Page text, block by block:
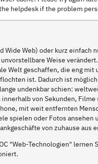
helpdesk if the problem
Wide Web) oder kurz einfach
Weise
Welt geschaffen, die eng mit
ist. Dadurch ist möglich
undenkbar schien:
von Sekunden, Filme
mit weit entfernten
spielen oder Fotos ansehen
von zuhause aus
"Web-Technologien" lernen